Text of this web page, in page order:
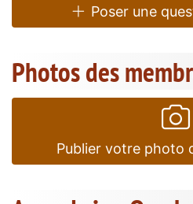
Poser une
Photos des
Publier votre photo